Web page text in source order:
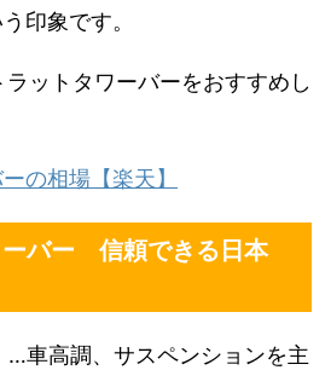
印象です。
ットタワーバーをおすすめし
の相場【楽天】
ーバー 信頼できる日本
…車高調、サスペンションを主